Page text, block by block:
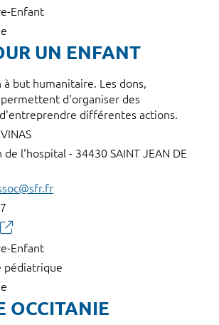
Enfant
UN ENFANT
à but humanitaire. Les dons,
d'organiser des
différentes actions.
l'hospital - 34430 SAINT JEAN DE
Enfant
pédiatrique
OCCITANIE